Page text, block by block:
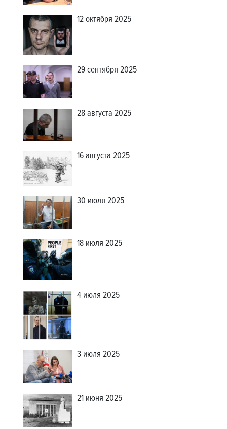
12 октября 2025
29 сентября 2025
28 августа 2025
16 августа 2025
30 июля 2025
18 июля 2025
4 июля 2025
3 июля 2025
21 июня 2025